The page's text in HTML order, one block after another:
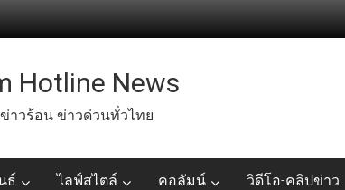
Hotline News
าวร้อน ข่าวด่วนทั่วไทย
ธ์ ไลฟ์สไตล์ คอลัมน์ วิดีโอ-คลิปข่าว